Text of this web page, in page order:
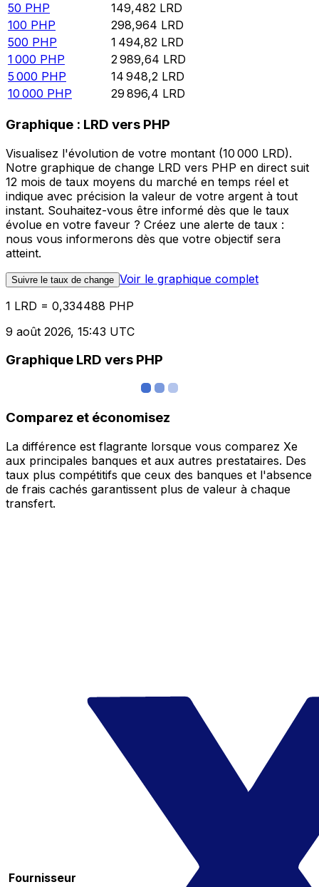
50 PHP 149,482 LRD
100 PHP 298,964 LRD
500 PHP 1 494,82 LRD
1 000 PHP 2 989,64 LRD
5 000 PHP 14 948,2 LRD
10 000 PHP 29 896,4 LRD
Graphique : LRD vers PHP
Visualisez l'évolution de votre montant (10 000 LRD).
Notre graphique de change LRD vers PHP en direct suit
12 mois de taux moyens du marché en temps réel et
indique avec précision la valeur de votre argent à tout
instant. Souhaitez-vous être informé dès que le taux
évolue en votre faveur ? Créez une alerte de taux :
nous vous informerons dès que votre objectif sera
atteint.
Suivre le taux de change Voir le graphique complet
1 LRD = 0,334488 PHP
9 août 2026, 15:43 UTC
Graphique LRD vers PHP
Comparez et économisez
La différence est flagrante lorsque vous comparez Xe
aux principales banques et aux autres prestataires. Des
taux plus compétitifs que ceux des banques et l'absence
de frais cachés garantissent plus de valeur à chaque
transfert.
Fournisseur